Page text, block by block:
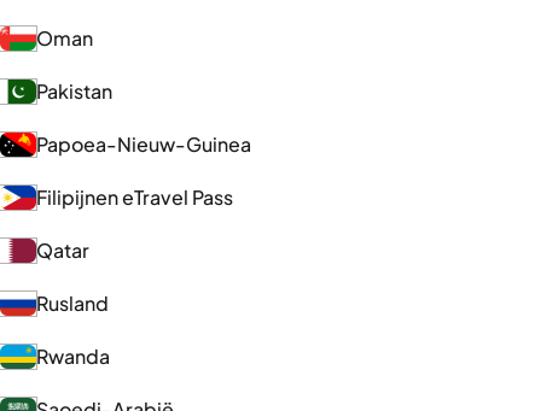
Oman
Pakistan
Papoea-Nieuw-Guinea
Filipijnen eTravel Pass
Qatar
Rusland
Rwanda